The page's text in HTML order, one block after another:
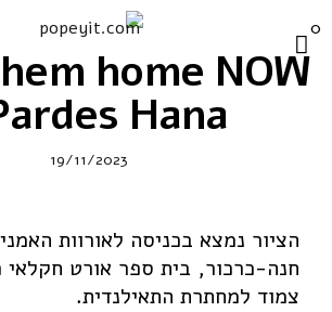
popeyit.com
0
הדפסי
הדפסי
home NOW
Hana
19/11/2023
הציור נמצא בכניסה לאורוות
חנה-כרכור, בית ספר אורט
צמוד למחתרת התאילנדית.